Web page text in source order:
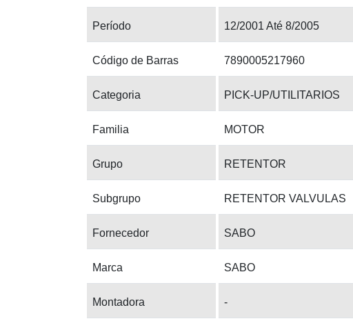
Período 12/2001 Até 8/2005
Código de Barras 7890005217960
Categoria PICK-UP/UTILITARIOS
Familia MOTOR
Grupo RETENTOR
Subgrupo RETENTOR VALVULAS
Fornecedor SABO
Marca SABO
Montadora -